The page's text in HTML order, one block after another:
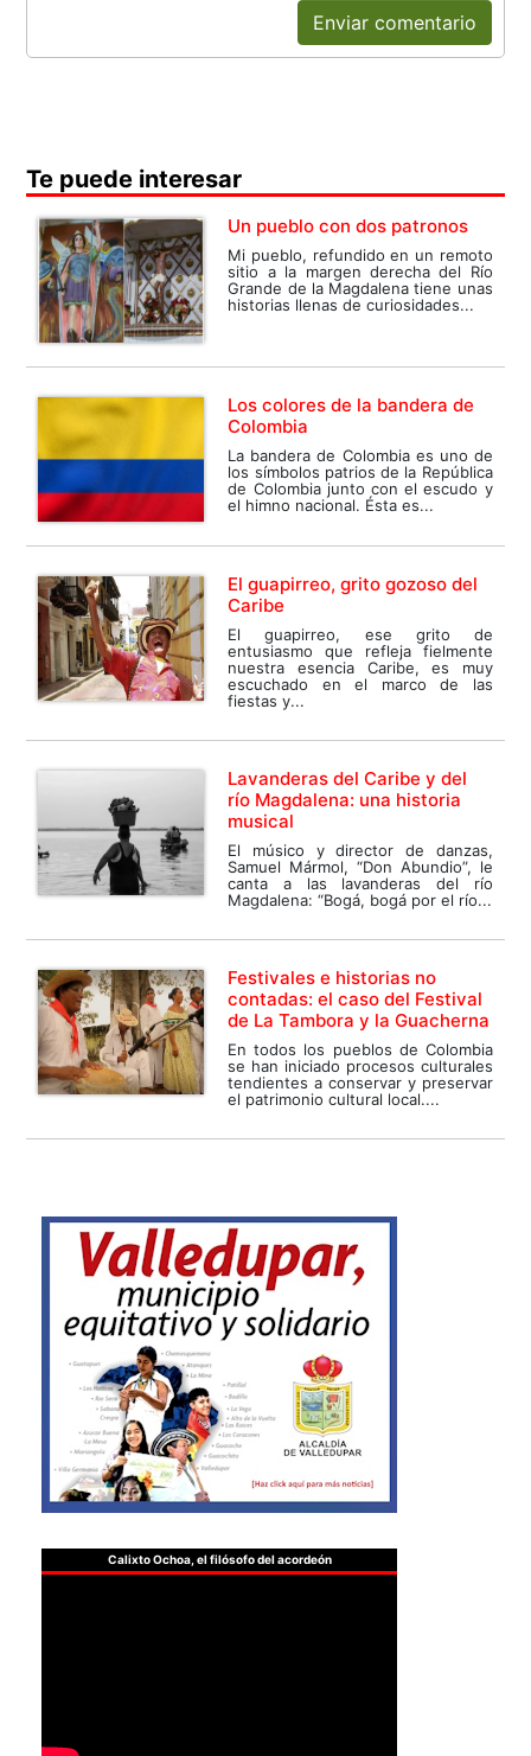
Enviar comentario
Te puede interesar
Un pueblo con dos patronos
Mi pueblo, refundido en un remoto
sitio a la margen derecha del Río
Grande de la Magdalena tiene unas
historias llenas de curiosidades...
Los colores de la bandera de
Colombia
La bandera de Colombia es uno de
los símbolos patrios de la República
de Colombia junto con el escudo y
el himno nacional. Ésta es...
El guapirreo, grito gozoso del
Caribe
El guapirreo, ese grito de
entusiasmo que refleja fielmente
nuestra esencia Caribe, es muy
escuchado en el marco de las
fiestas y...
Lavanderas del Caribe y del
río Magdalena: una historia
musical
El músico y director de danzas,
Samuel Mármol, “Don Abundio”, le
canta a las lavanderas del río
Magdalena: “Bogá, bogá por el río...
Festivales e historias no
contadas: el caso del Festival
de La Tambora y la Guacherna
En todos los pueblos de Colombia
se han iniciado procesos culturales
tendientes a conservar y preservar
el patrimonio cultural local....
Calixto Ochoa, el filósofo del acordeón